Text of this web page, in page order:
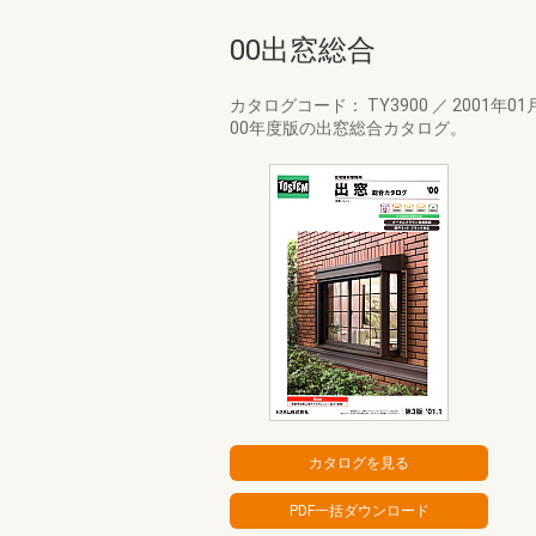
00出窓総合
カタログコード： TY3900 ／ 2001年01
00年度版の出窓総合カタログ。